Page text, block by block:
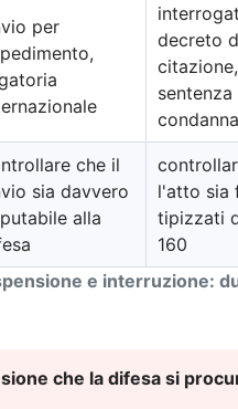
e interruzione:
per
decreto
citazione,
sentenza
condanna
che il
sia davvero
alla
l'atto sia
tipizzati
160
che la difesa si